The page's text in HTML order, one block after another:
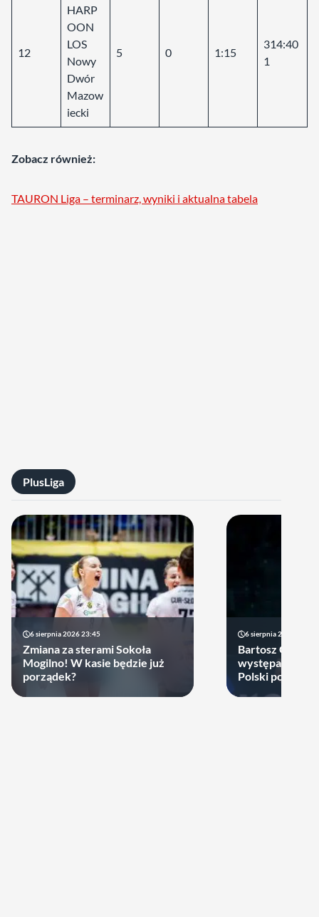
12
HARP
OON
LOS
Nowy
Dwór
Mazow
iecki
5 0 1:15
314:40
1
Zobacz również:
TAURON Liga – terminarz, wyniki i aktualna tabela
PlusLiga
6 sierpnia 2026 23:45
Zmiana za sterami Sokoła
Mogilno! W kasie będzie już
porządek?
6 sierpnia 2026 17:40
Bartosz
występach w
Polski podjął